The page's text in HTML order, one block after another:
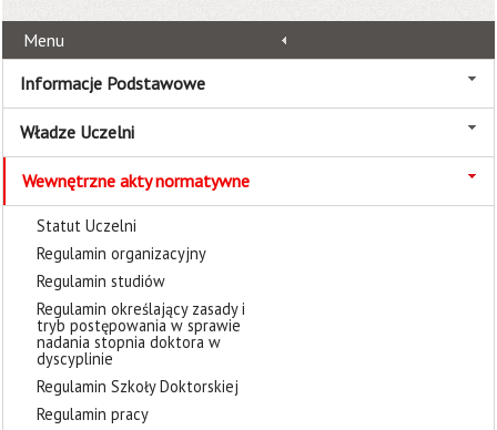
Menu
Informacje Podstawowe
Władze Uczelni
Wewnętrzne akty normatywne
Statut Uczelni
Regulamin organizacyjny
Regulamin studiów
Regulamin określający zasady i
tryb postępowania w sprawie
nadania stopnia doktora w
dyscyplinie
Regulamin Szkoły Doktorskiej
Regulamin pracy